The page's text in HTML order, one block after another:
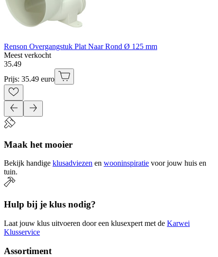
Renson Overgangstuk Plat Naar Rond Ø 125 mm
Meest verkocht
35.49
Prijs: 35.49 euro
Maak het mooier
Bekijk handige klusadviezen en wooninspiratie voor jouw huis en
tuin.
Hulp bij je klus nodig?
Laat jouw klus uitvoeren door een klusexpert met de Karwei
Klusservice
Assortiment